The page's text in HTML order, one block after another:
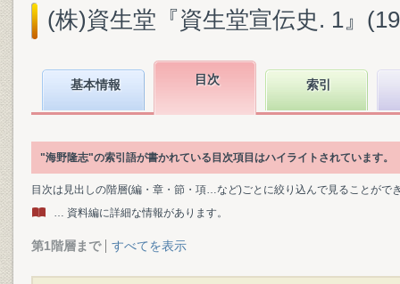
(株)資生堂『資生堂宣伝史. 1』
基本情報 目次 索引
"海野隆志"の索引語が書かれている目次項目はハイライトされています。
目次は見出しの階層(編・章・節・項…など)ごとに絞り込んで見ることがで
… 資料編に詳細な情報があります。
第1階層まで すべてを表示